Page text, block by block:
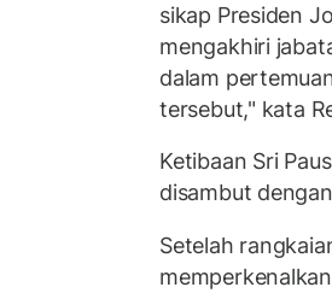
sikap Presiden
mengakhiri
dalam
tersebut," kata
Ketibaan Sri
disambut
Setelah